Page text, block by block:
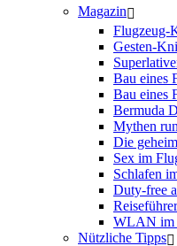
Magazin
Flugzeug-
Gesten-
Bau eines
Bau eines
Bermuda
Mythen
Die
Sex im
Schlafen
Duty-free
Reiseführer
WLAN im
Nützliche Tipps